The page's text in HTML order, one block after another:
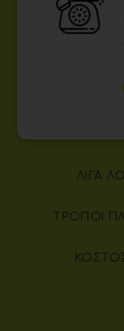
ΛΊΓΑ
ΤΡΌΠΟΙ